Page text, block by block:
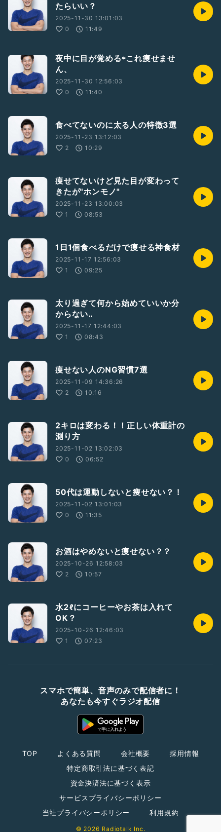
たらいい？
2025-11-30 13:01:03
0
11:49
夜中に目が覚める⇦これ痩せませ
ん、
2025-11-30 12:56:03
0
11:40
食べてないのに太る人の特徴3選
2025-11-23 13:12:03
2
10:29
痩せてないけど見た目が変わって
きたが"ホンモノ"
2025-11-23 13:00:03
1
08:53
1日1個食べるだけで痩せる神食材
2025-11-17 12:56:03
1
09:25
太り過ぎて何から始めていいか分
からない‥
2025-11-17 12:44:03
1
08:43
痩せない人のNG習慣7選
2025-11-09 14:36:26
2
10:16
2キロは変わる！！正しい体重計の
測り方
2025-11-02 13:02:03
0
06:52
50代は運動しないと痩せない？！
2025-11-02 13:01:03
0
11:35
お酒はやめないと痩せない？？
2025-10-26 12:58:03
2
10:57
水2ℓにコーヒーやお茶は入れて
OK？
2025-10-26 12:46:03
1
07:23
スマホで簡単、音声のみで配信者に！
あなたも今すぐラジオ配信
TOP よくある質問 会社概要
採用情報
特定商取引法に基づく表記
資金決済法に基づく表示
サービスプライバシーポリシー
当社プライバシーポリシー
利用規約
© 2026 Radiotalk Inc.